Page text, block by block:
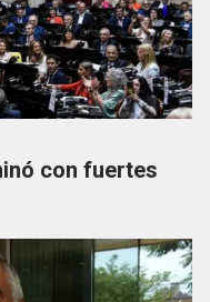
con fuertes